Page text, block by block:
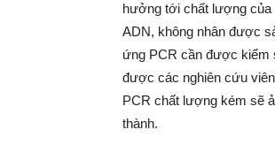
hưởng tới chất lượng của
ADN, không nhân được
ứng PCR cần được kiểm
được các nghiên cứu
PCR chất lượng kém sẽ
thành.